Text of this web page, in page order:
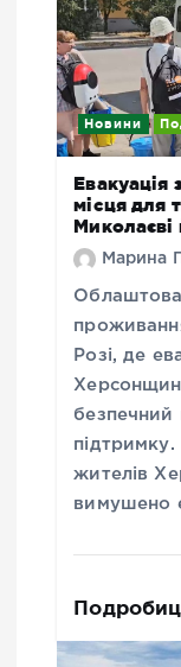
Новини
Евакуація
місця для
Миколаєві
Марина
Розі, де
безпечний
жителів
вимушено